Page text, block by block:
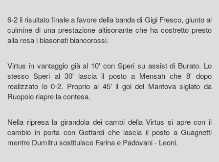
6-2 il risultato finale a favore della banda di Gigi Fresco, giunto al
culmine di una prestazione altisonante che ha costretto presto
alla resa i blasonati biancorossi.
Virtus in vantaggio già al 10' con Speri su assist di Burato. Lo
stesso Speri al 30' lascia il posto a Mensah che 8' dopo
realizzato lo 0-2. Proprio al 45' il gol del Mantova siglato da
Ruopolo riapre la contesa.
Nella ripresa la girandola dei cambi della Virtus si apre con il
cambio in porta con Gottardi che lascia il posto a Guagnetti
mentre Dumitru sostituisce Farina e Padovani - Leoni.